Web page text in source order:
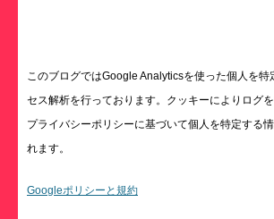
このブログではGoogle Analyticsを使った個人を特
セス解析を行っております。クッキーによりログ
プライバシーポリシーに基づいて個人を特定する
れます。
Googleポリシーと規約